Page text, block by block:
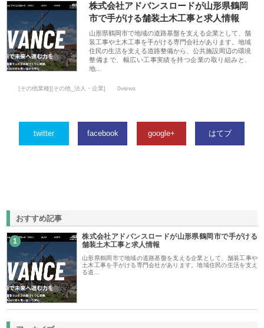
株式会社アドバンスロードが山形県鶴岡
市で手がける舗装土木工事と求人情報
山形県鶴岡市で地域の道路基盤を支える企業として、舗
装工事や土木工事を手がける専門会社があります。地域
住民の生活を支える道路整備から、公共施設周辺の環境
整備まで、幅広い工事実績を持つ企業の取り組みと、
地…
[その他業種][その他_法人・企業] 0views
twitter facebook google+ はてブ
おすすめ記事
1
株式会社アドバンスロードが山形県鶴岡市で手がける
舗装土木工事と求人情報
山形県鶴岡市で地域の道路基盤を支える企業として、舗装工事や
土木工事を手がける専門会社があります。地域住民の生活を支え
る道…